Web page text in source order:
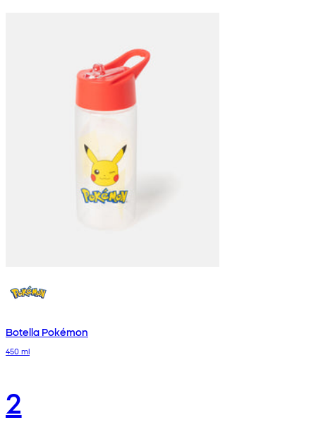
Botella Pokémon
450 ml
2